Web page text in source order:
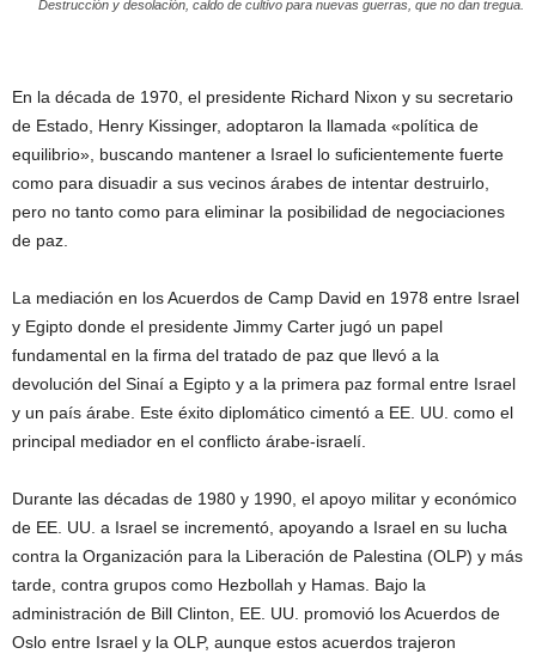
Destrucción y desolación, caldo de cultivo para nuevas guerras, que no dan tregua.
En la década de 1970, el presidente Richard Nixon y su secretario
de Estado, Henry Kissinger, adoptaron la llamada «política de
equilibrio», buscando mantener a Israel lo suficientemente fuerte
como para disuadir a sus vecinos árabes de intentar destruirlo,
pero no tanto como para eliminar la posibilidad de negociaciones
de paz.
La mediación en los Acuerdos de Camp David en 1978 entre Israel
y Egipto donde el presidente Jimmy Carter jugó un papel
fundamental en la firma del tratado de paz que llevó a la
devolución del Sinaí a Egipto y a la primera paz formal entre Israel
y un país árabe. Este éxito diplomático cimentó a EE. UU. como el
principal mediador en el conflicto árabe-israelí.
Durante las décadas de 1980 y 1990, el apoyo militar y económico
de EE. UU. a Israel se incrementó, apoyando a Israel en su lucha
contra la Organización para la Liberación de Palestina (OLP) y más
tarde, contra grupos como Hezbollah y Hamas. Bajo la
administración de Bill Clinton, EE. UU. promovió los Acuerdos de
Oslo entre Israel y la OLP, aunque estos acuerdos trajeron